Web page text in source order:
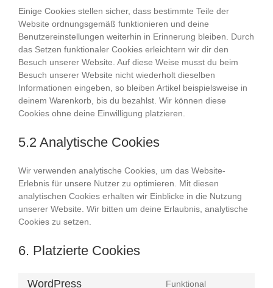
Einige Cookies stellen sicher, dass bestimmte Teile der
Website ordnungsgemäß funktionieren und deine
Benutzereinstellungen weiterhin in Erinnerung bleiben. Durch
das Setzen funktionaler Cookies erleichtern wir dir den
Besuch unserer Website. Auf diese Weise musst du beim
Besuch unserer Website nicht wiederholt dieselben
Informationen eingeben, so bleiben Artikel beispielsweise in
deinem Warenkorb, bis du bezahlst. Wir können diese
Cookies ohne deine Einwilligung platzieren.
5.2 Analytische Cookies
Wir verwenden analytische Cookies, um das Website-
Erlebnis für unsere Nutzer zu optimieren. Mit diesen
analytischen Cookies erhalten wir Einblicke in die Nutzung
unserer Website. Wir bitten um deine Erlaubnis, analytische
Cookies zu setzen.
6. Platzierte Cookies
WordPress Funktional